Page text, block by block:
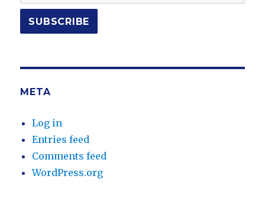
META
Log in
Entries feed
Comments feed
WordPress.org